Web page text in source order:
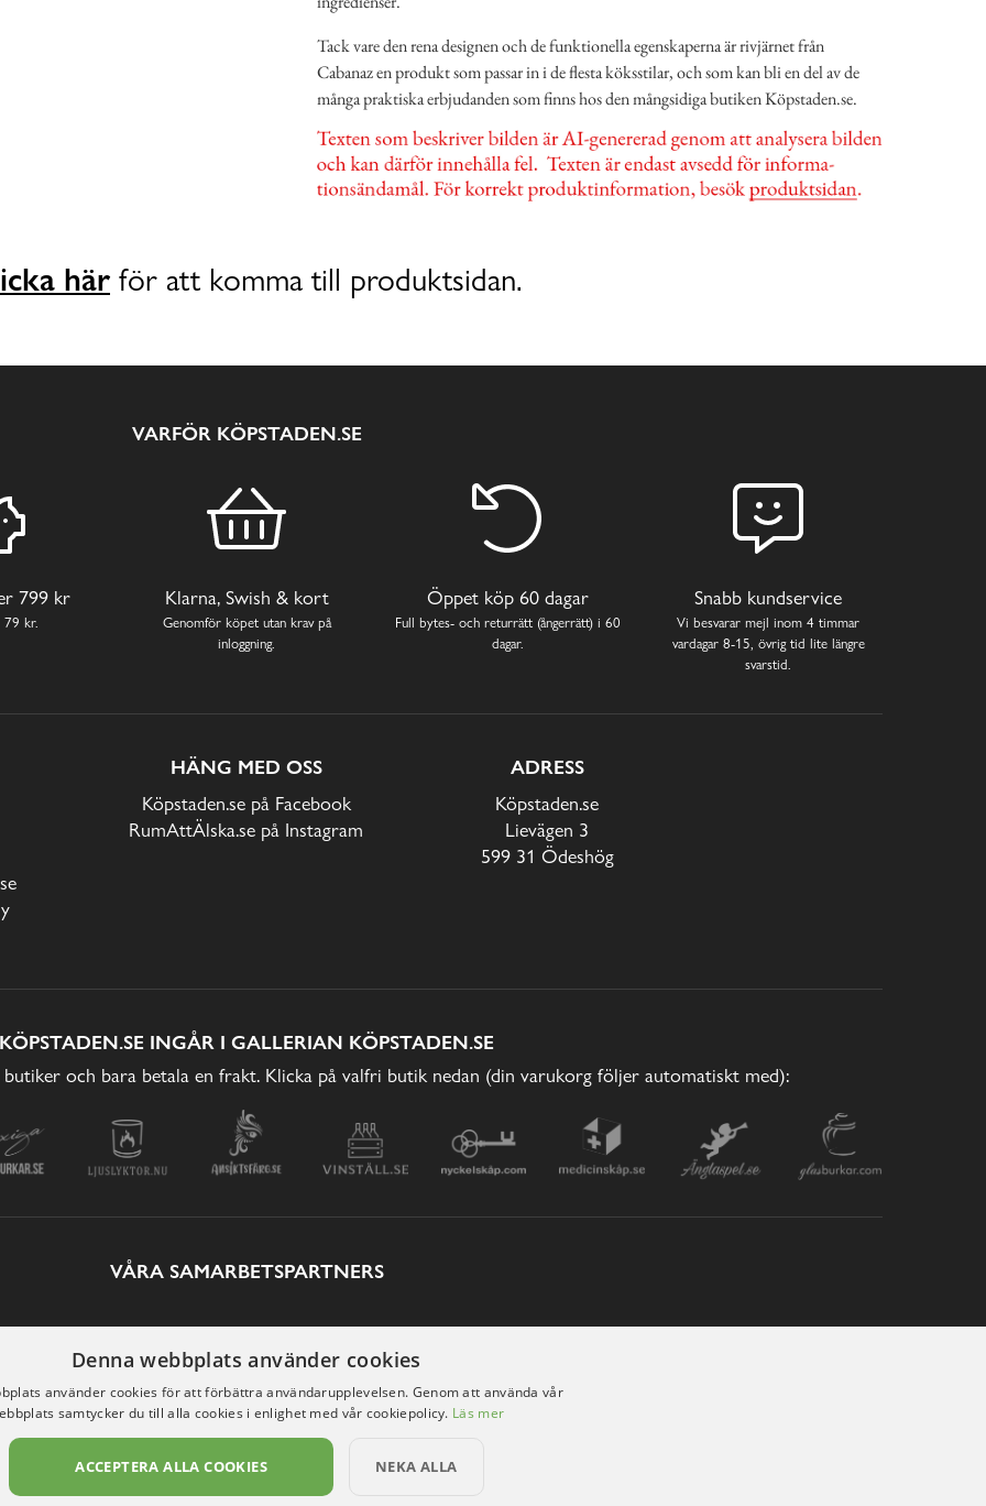
Tack vare den rena designen och de funktionella egenskaperna är rivjärnet från
Cabanaz en produkt som passar in i de flesta köksstilar, och som kan bli en del av de
många praktiska erbjudanden som finns hos den mångsidiga butiken Köpstaden.se.
här för att komma till produktsidan.
VARFÖR KÖPSTADEN.SE
799 kr
79 kr.
Klarna, Swish & kort
Genomför köpet utan krav på
inloggning.
Öppet köp 60 dagar
Full bytes- och returrätt (ångerrätt) i 60
dagar.
Snabb kundservice
Vi besvarar mejl inom 4 timmar
vardagar 8-15, övrig tid lite längre
svarstid.
HÄNG MED OSS
Köpstaden.se på Facebook
RumAttÄlska.se på Instagram
ADRESS
Köpstaden.se
Lievägen 3
599 31 Ödeshög
KÖPSTADEN.SE INGÅR I GALLERIAN KÖPSTADEN.SE
och bara betala en frakt. Klicka på valfri butik nedan (din varukorg följer automatiskt med):
VÅRA SAMARBETSPARTNERS
Denna webbplats använder cookies
använder cookies för att förbättra användarupplevelsen. Genom att använda vår
samtycker du till alla cookies i enlighet med vår cookiepolicy. Läs mer
ACCEPTERA ALLA COOKIES NEKA ALLA